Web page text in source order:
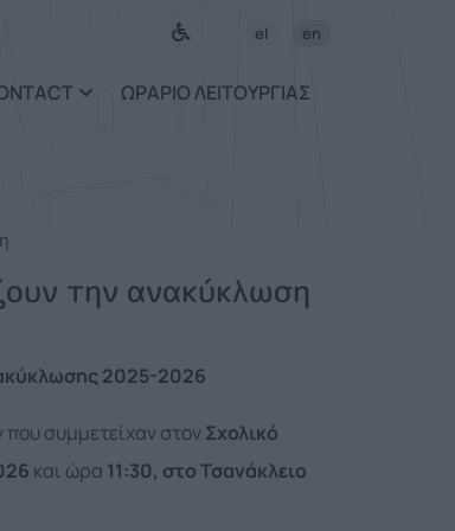
el en
ΩΡΑΡΙΟ ΛΕΙΤΟΥΡΓΙΑΣ
την ανακύκλωση
2025-2026
συμμετείχαν στον Σχολικό
και ώρα 11:30, στο Τσανάκλειο